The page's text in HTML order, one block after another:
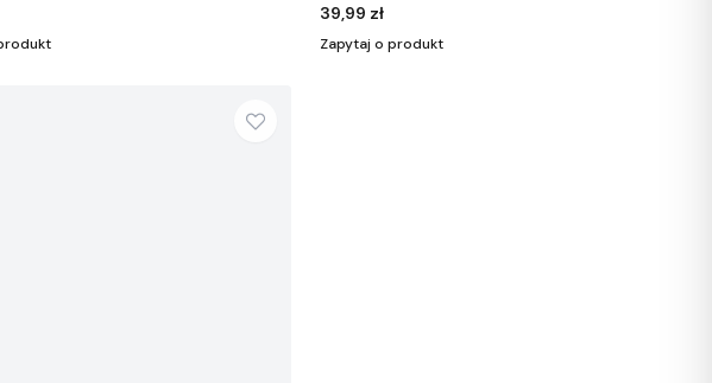
39,99 zł
Zapytaj o produkt